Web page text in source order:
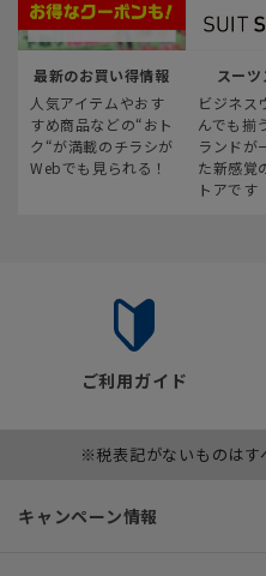
最新のお買い得情報
人気アイテムやおす
すめ商品などの“おト
ク“が満載のチラシが
Webでも見られる！
スー
ビジネス
んでも揃
ランドが
た新感覚
トアです
ご利用ガイド
※税表記がないものはす
キャンペーン情報